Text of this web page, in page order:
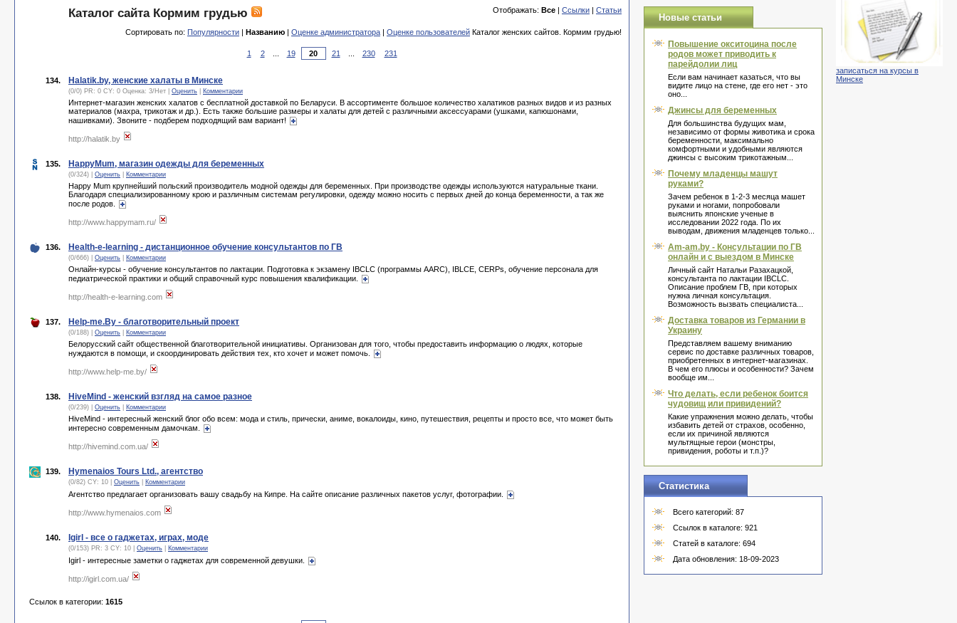
Отображать: Все | Ссылки | Статьи
Каталог сайта Кормим грудью
Сортировать по: Популярности | Названию | Оценке администратора | Оценке пользователей Каталог женских сайтов. Кормим грудью!
1 2 19 21 230 231
134. Halatik.by, женские халаты в Минске
(0/0) PR: 0 CY: 0 Оценка: 3/Нет Оценить Комментарии
Интернет-магазин женских халатов с бесплатной доставкой по Беларуси. В ассортименте большое количество халатиков разных видов и из разных
материалов (махра, трикотаж и др.). Есть также большие размеры и халаты для детей с различными аксессуарами (ушками, капюшонами,
нашивками). Звоните - подберем подходящий вам вариант!
http://halatik.by
135. HappyMum, магазин одежды для беременных
(0/324) | Оценить Комментарии
Happy Mum крупнейший польский производитель модной одежды для беременных. При производстве одежды используются натуральные ткани.
Благодаря специализированному крою и различным системам регулировки, одежду можно носить с первых дней до конца беременности, а так же
после родов.
http://www.happymam.ru/
136. Health-e-learning - дистанционное обучение консультантов по ГВ
(0/666) | Оценить Комментарии
Онлайн-курсы - обучение консультантов по лактации. Подготовка к экзамену IBCLC (программы AARC), IBLCE, CERPs, обучение персонала для
педиатрической практики и общий справочный курс повышения квалификации.
http://health-e-learning.com
137. Help-me.By - благотворительный проект
(0/188) | Оценить Комментарии
Белорусский сайт общественной благотворительной инициативы. Организован для того, чтобы предоставить информацию о людях, которые
нуждаются в помощи, и скоординировать действия тех, кто хочет и может помочь.
http://www.help-me.by/
138. HiveMind - женский взгляд на самое разное
(0/239) | Оценить Комментарии
HiveMind - интересный женский блог обо всем: мода и стиль, прически, аниме, вокалоиды, кино, путешествия, рецепты и просто все, что может быть
интересно современным дамочкам.
http://hivemind.com.ua/
139. Hymenaios Tours Ltd., агентство
(0/82) CY: 10 | Оценить Комментарии
Агентство предлагает организовать вашу свадьбу на Кипре. На сайте описание различных пакетов услуг, фотографии.
http://www.hymenaios.com
140. Igirl - все о гаджетах, играх, моде
(0/153) PR: 3 CY: 10 | Оценить Комментарии
Igirl - интересные заметки о гаджетах для современной девушки.
http://igirl.com.ua/
Ссылок в категории: 1615
Новые статьи
Повышение окситоцина после
родов может приводить к
парейдолии лиц
Если вам начинает казаться, что вы
видите лицо на стене, где его нет - это
оно...
Джинсы для беременных
Для большинства будущих мам,
независимо от формы животика и срока
беременности, максимально
комфортными и удобными являются
джинсы с высоким трикотажным...
Почему младенцы машут
руками?
Зачем ребенок в 1-2-3 месяца машет
руками и ногами, попробовали
выяснить японские ученые в
исследовании 2022 года. По их
выводам, движения младенцев только...
Am-am.by - Консультации по ГВ
онлайн и с выездом в Минске
Личный сайт Натальи Разахацкой,
консультанта по лактации IBCLC.
Описание проблем ГВ, при которых
нужна личная консультация.
Возможность вызвать специалиста...
Доставка товаров из Германии в
Украину
Представляем вашему вниманию
сервис по доставке различных товаров,
приобретенных в интернет-магазинах.
В чем его плюсы и особенности? Зачем
вообще им...
Что делать, если ребенок боится
чудовищ или привидений?
Какие упражнения можно делать, чтобы
избавить детей от страхов, особенно,
если их причиной являются
мультящные герои (монстры,
привидения, роботы и т.п.)?
Статистика
Всего категорий: 87
Ссылок в каталоге: 921
Статей в каталоге: 694
Дата обновления: 18-09-2023
записаться на курсы в
Минске